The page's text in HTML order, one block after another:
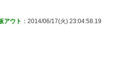
アウト ：2014/06/17(火) 23:04:58.19